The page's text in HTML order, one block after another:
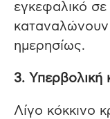
εγκεφαλικό
καταναλώνουν
ημερησίως.
3.
Λίγο κόκκινο